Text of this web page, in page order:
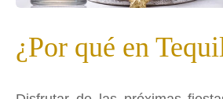
¿Por qué en